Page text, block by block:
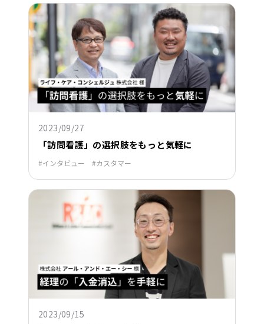
2023/09/27
「訪問看護」の選択肢をもっと気軽に
インタビュー カスタマー
2023/09/15